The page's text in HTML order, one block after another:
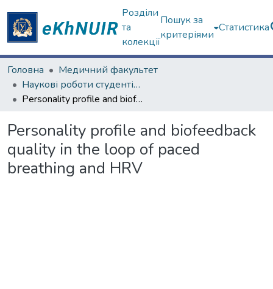
Розділи
та
колекції
Пошук за
критеріями
Статистика
Головна
Медичний факультет
Наукові роботи студентів та аспірантів. Медичний факультет
Personality profile and biofeedback quality in the loop of paced breathing and HRV
Personality profile and biofeedback
quality in the loop of paced
breathing and HRV